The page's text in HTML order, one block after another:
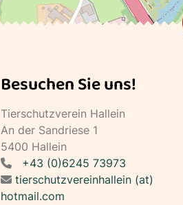
Besuchen Sie uns!
Tierschutzverein Hallein
An der Sandriese 1
5400 Hallein
+43 (0)6245 73973
tierschutzvereinhallein (at)
hotmail.com